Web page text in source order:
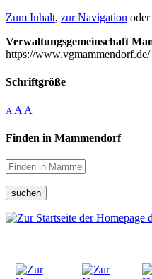
Zum Inhalt, zur Navigation oder
Verwaltungsgemeinschaft
https://www.vgmammendorf.de/
Schriftgröße
A A A
Finden in Mammendorf
suchen